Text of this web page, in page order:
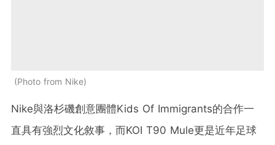
Photo from Nike
Nike與洛杉磯創意團體Kids Of Immigrants的合作一
直具有強烈文化敘事，而KOI T90 Mule更是近年足球